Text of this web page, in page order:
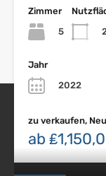
Zimmer
5
Jahr
2022
zu verkaufen,
ab